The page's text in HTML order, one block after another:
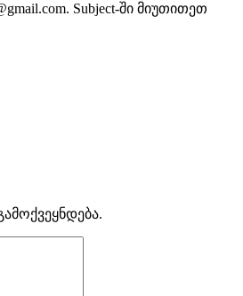
Subject-ში მიუთითეთ